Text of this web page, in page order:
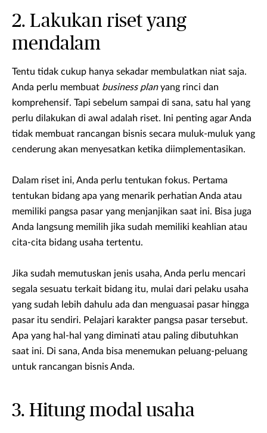
2. Lakukan riset yang
mendalam
Tentu tidak cukup hanya sekadar membulatkan niat saja.
Anda perlu membuat business planyang rinci dan
komprehensif. Tapi sebelum sampai di sana, satu hal yang
perlu dilakukan di awal adalah riset. Ini penting agar Anda
tidak membuat rancangan bisnis secara muluk-muluk yang
cenderung akan menyesatkan ketika diimplementasikan.
Dalam riset ini, Anda perlu tentukan fokus. Pertama
tentukan bidang apa yang menarik perhatian Anda atau
memiliki pangsa pasar yang menjanjikan saat ini. Bisa juga
Anda langsung memilih jika sudah memiliki keahlian atau
cita-cita bidang usaha tertentu.
Jika sudah memutuskan jenis usaha, Anda perlu mencari
segala sesuatu terkait bidang itu, mulai dari pelaku usaha
yang sudah lebih dahulu ada dan menguasai pasar hingga
pasar itu sendiri. Pelajari karakter pangsa pasar tersebut.
Apa yang hal-hal yang diminati atau paling dibutuhkan
saat ini. Di sana, Anda bisa menemukan peluang-peluang
untuk rancangan bisnis Anda.
3. Hitung modal usaha